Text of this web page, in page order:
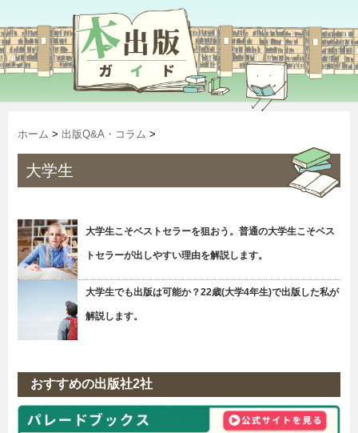
ホーム > 出版Q&A・コラム >
大学生
大学生こそベストセラーを狙おう。普通の大学生こそベス
トセラーが出しやすい理由を解説します。
大学生でも出版は可能か？22歳(大学4年生)で出版した私が
解説します。
おすすめの出版社2社